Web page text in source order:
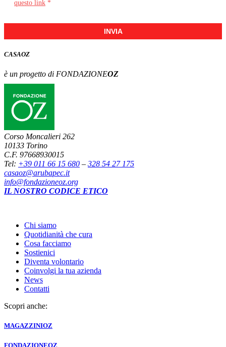
questo link *
INVIA
CASAOZ
è un progetto di FONDAZIONEOZ
Corso Moncalieri 262
10133 Torino
C.F. 97668930015
Tel: +39 011 66 15 680 – 328 54 27 175
casaoz@arubapec.it
info@fondazioneoz.org
IL NOSTRO CODICE ETICO
Chi siamo
Quotidianità che cura
Cosa facciamo
Sostienici
Diventa volontario
Coinvolgi la tua azienda
News
Contatti
Scopri anche:
MAGAZZINIOZ
FONDAZIONEOZ